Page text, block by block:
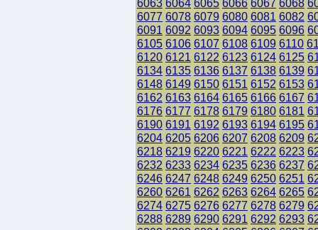
6063 6064 6065 6066 6067 6068
6077 6078 6079 6080 6081 6082
6091 6092 6093 6094 6095 6096
6105 6106 6107 6108 6109 6110
6120 6121 6122 6123 6124 6125
6134 6135 6136 6137 6138 6139
6148 6149 6150 6151 6152 6153
6162 6163 6164 6165 6166 6167
6176 6177 6178 6179 6180 6181
6190 6191 6192 6193 6194 6195
6204 6205 6206 6207 6208 6209
6218 6219 6220 6221 6222 6223
6232 6233 6234 6235 6236 6237
6246 6247 6248 6249 6250 6251
6260 6261 6262 6263 6264 6265
6274 6275 6276 6277 6278 6279
6288 6289 6290 6291 6292 6293